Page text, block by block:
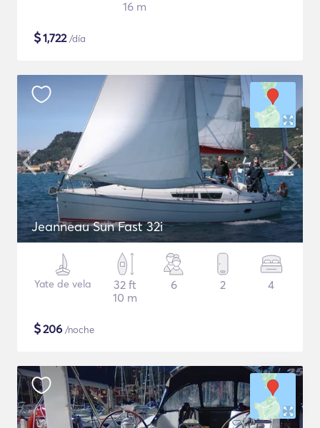
16 m
$1,722/día
Jeanneau Sun Fast 32i
Yate de vela
32 ft
10 m
6 2 4
$206 /noche